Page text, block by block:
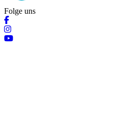
Folge uns